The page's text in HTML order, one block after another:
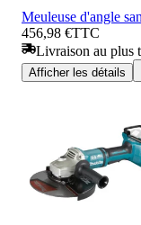
Meuleuse d'angle
456,98 €TTC
Livraison au plus
Afficher les détails